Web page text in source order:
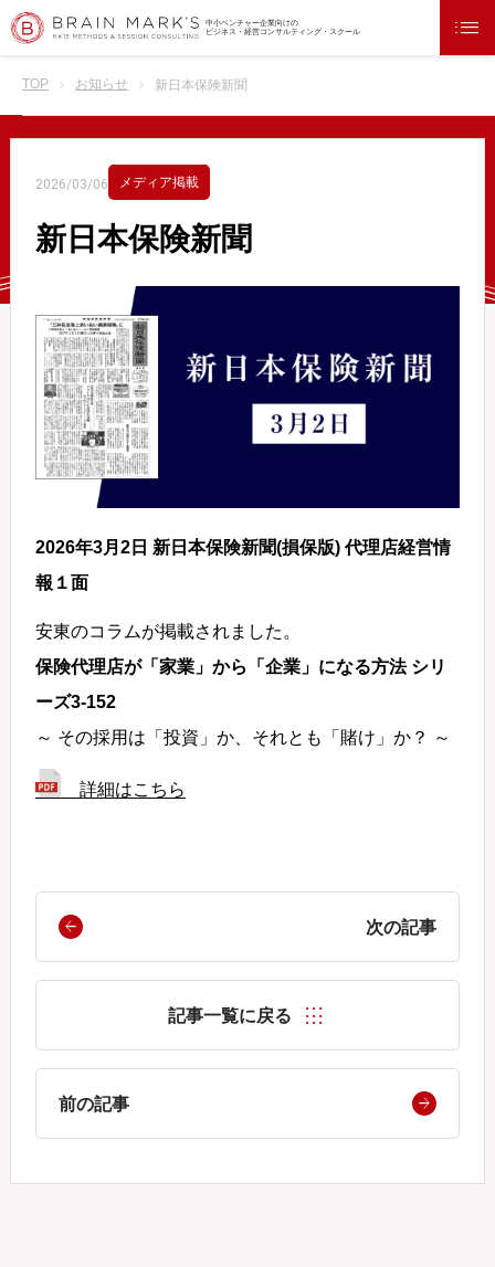
中小ベンチャー企業向けの
ビジネス・経営コンサルティング・スクール
TOP お知らせ 新日本保険新聞
2026/03/06 メディア掲載
新日本保険新聞
2026年3月2日 新日本保険新聞(損保版) 代理店経営情
報１面
安東のコラムが掲載されました。
保険代理店が「家業」から「企業」になる方法 シリ
ーズ3-152
～ その採用は「投資」か、それとも「賭け」か？ ～
詳細はこちら
次の記事
記事一覧に戻る
前の記事